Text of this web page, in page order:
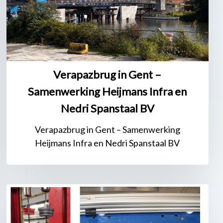
Infra
en
Nedri
Spanstaal
BV
Verapazbrug in Gent –
Samenwerking Heijmans Infra en
Nedri Spanstaal BV
Verapazbrug in Gent – Samenwerking
Heijmans Infra en Nedri Spanstaal BV
Nieuwe
verbeterde
testmethode: